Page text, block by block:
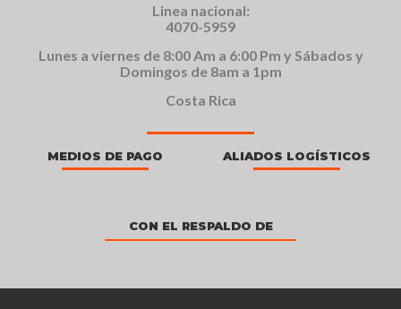
Linea nacional:
4070-5959
Lunes a viernes de 8:00 Am a 6:00 Pm y Sábados y
Domingos de 8am a 1pm
Costa Rica
MEDIOS DE PAGO ALIADOS LOGÍSTICOS
CON EL RESPALDO DE